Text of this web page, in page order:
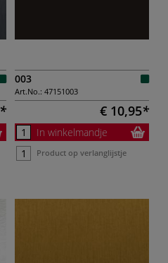
003
Art.No.: 47151003
€ 10,95
In winkelmandje
Product op verlanglijstje